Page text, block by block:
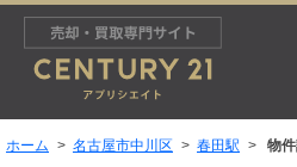
ホーム 名古屋市中川区 春田駅 物